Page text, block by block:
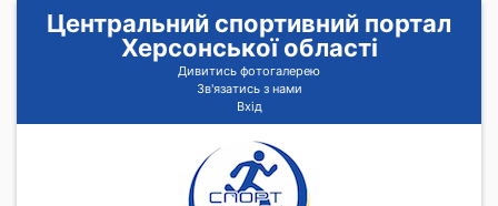
Центральний спортивний портал
Херсонської області
Дивитись фотогалерею
Зв'язатись з нами
Вхід